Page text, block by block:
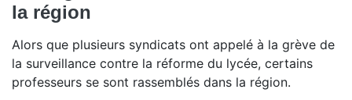
la région
Alors que plusieurs syndicats ont appelé à la grève de
la surveillance contre la réforme du lycée, certains
professeurs se sont rassemblés dans la région.